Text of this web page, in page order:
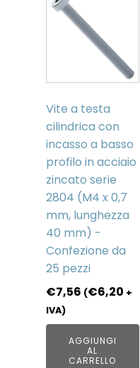
Vite a testa
cilindrica con
incasso a basso
profilo in acciaio
zincato serie
2804 (M4 x 0,7
mm, lunghezza
40 mm) -
Confezione da
25 pezzi
€7,56 (€6,20 +
IVA)
AGGIUNGI
AL
CARRELLO